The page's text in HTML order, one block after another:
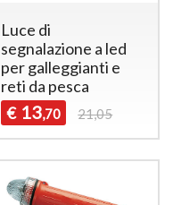
Luce di
segnalazione a led
per galleggianti e
reti da pesca
€ 13,70 21,05